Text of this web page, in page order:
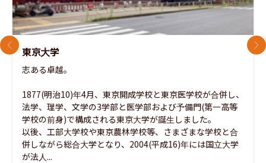
東京大学
志ある卓越。
1877(明治10)年4月、東京開成学校と東京医学校が合併し、
法学、理学、文学の3学部と医学部および予備門(第一高等
学校の前身)で構成される東京大学が誕生しました。
以後、工部大学校や東京農林学校等、さまざまな学校と合
併しながら総合大学となり、2004(平成16)年には国立大学
が法人...
前のスライド 次